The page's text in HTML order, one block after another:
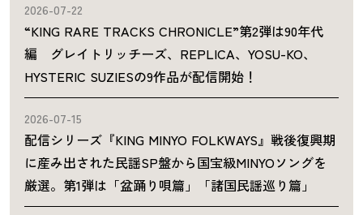
2026-07-22
“KING RARE TRACKS CHRONICLE”第2弾は90年代
編 グレイトリッチーズ、REPLICA、YOSU-KO、
HYSTERIC SUZIESの9作品が配信開始！
2026-07-15
配信シリーズ『KING MINYO FOLKWAYS』戦後復興期
に産み出された民謡SP盤から国宝級MINYOソングを
厳選。第1弾は「盆踊り唄篇」「諸国民謡巡り篇」